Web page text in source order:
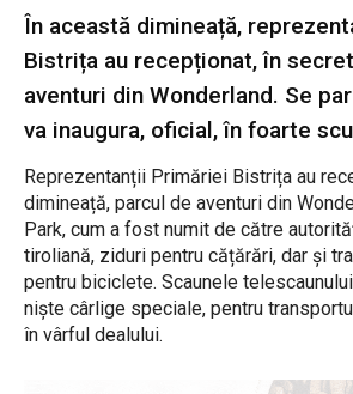
În această dimineață,
Bistrița au recepționat, în
aventuri din Wonderland. Se
va inaugura, oficial, în foarte
Reprezentanții Primăriei Bistrița au
dimineață, parcul de aventuri din
Park, cum a fost numit de către
tiroliană, ziduri pentru cățărări, dar și
pentru biciclete. Scaunele
niște cârlige speciale, pentru
în vârful dealului.